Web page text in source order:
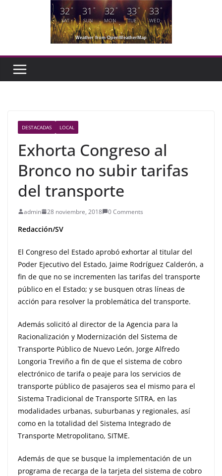
32°
SAT
31 °
SUN
32°
MON
33 °
TUE
33 °
WED
Weather from OpenWeatherMap
DESTACADAS LOCAL
Exhorta Congreso al
Bronco no subir tarifas
del transporte
admin 28 noviembre, 2018 0 Comments
Redacción/SV
El Congreso del Estado aprobó exhortar al titular del
Poder Ejecutivo del Estado, Jaime Rodríguez Calderón, a
fin de que no se incrementen las tarifas del transporte
público en el Estado; y se busquen otras líneas de
acción para resolver la problemática del transporte.
Además solicitó al director de la Agencia para la
Racionalización y Modernización del Sistema de
Transporte Público de Nuevo León, Jorge Alfredo
Longoria Treviño a fin de que el sistema de cobro
electrónico de tarifa o peaje para los servicios de
transporte público de pasajeros sea el mismo para el
Sistema Tradicional de Transporte SITRA, en las
modalidades urbanas, suburbanas y regionales, así
como en la totalidad del Sistema Integrado de
Transporte Metropolitano, SITME.
Además de que se busque la implementación de un
programa de recarga de la tarjeta del sistema de cobro